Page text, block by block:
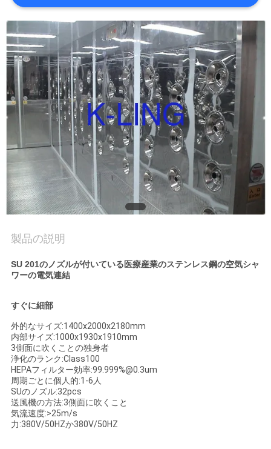
ツ
ア
ー
品
質
管
理
連
く
だ
さ
い
ニ
ュ
製品の説明
SU 201のノズルが付いている医療産業のステンレス鋼の空気シャ
ワーの電気連結
すぐに細部
外的なサイズ:1400x2000x2180mm
内部サイズ:1000x1930x1910mm
3側面に吹くことの独身者
浄化のランク:Class100
HEPAフィルター効率:99.999%@0.3um
周期ごとに個人的:1-6人
SUのノズル:32pcs
送風機の方法:3側面に吹くこと
気流速度:>25m/s
力:380V/50HZか380V/50HZ